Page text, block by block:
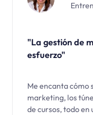
"La gestión de
esfuerzo"
Me encanta cómo
marketing, los
de cursos, todo